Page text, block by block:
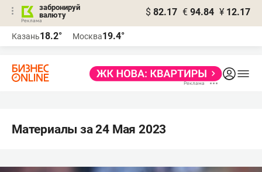
забронируй
валюту
$ 82.17 € 94.84 ¥ 12.17
Казань18.2° Москва19.4°
Материалы за 24 Мая 2023